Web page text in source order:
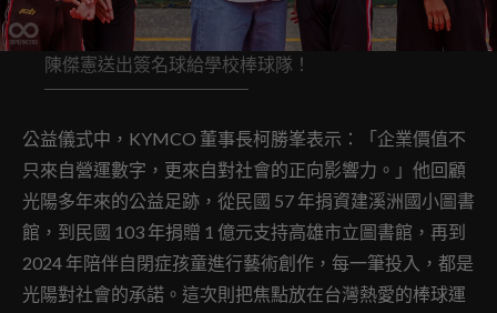
陳傑憲送出簽名球給學校棒球隊！
公益儀式中，KYMCO 董事長柯勝峯表示：「企業價值不
只來自營運數字，更來自對社會的正向影響力。」他回顧
光陽多年來的公益足跡，從民國 57 年捐資建溪洲國小圖書
館，到民國 103 年捐贈 1 億元支持高雄市立圖書館，再到
2024 年陪伴自閉症孩童進行藝術創作，每一筆投入，都是
光陽對社會的承諾。這次則把焦點放在台灣熱愛的棒球運